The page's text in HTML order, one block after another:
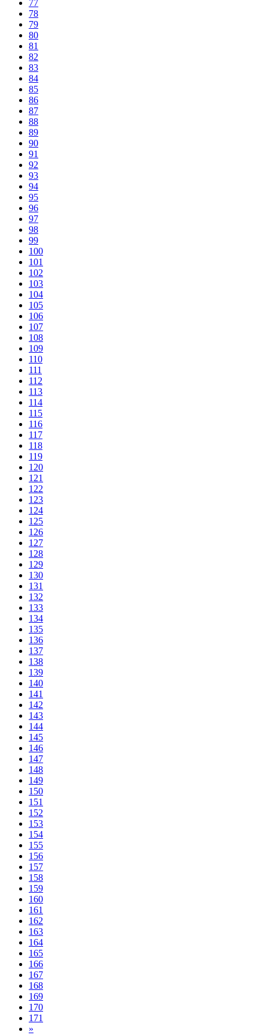
77
78
79
80
81
82
83
84
85
86
87
88
89
90
91
92
93
94
95
96
97
98
99
100
101
102
103
104
105
106
107
108
109
110
111
112
113
114
115
116
117
118
119
120
121
122
123
124
125
126
127
128
129
130
131
132
133
134
135
136
137
138
139
140
141
142
143
144
145
146
147
148
149
150
151
152
153
154
155
156
157
158
159
160
161
162
163
164
165
166
167
168
169
170
171
»